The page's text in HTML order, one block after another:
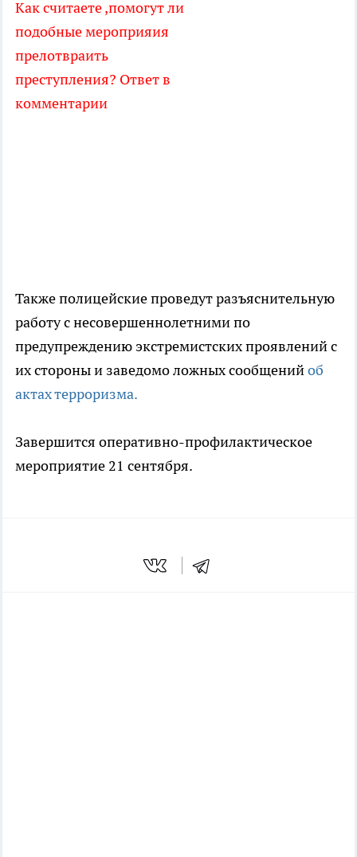
Как считаете ,помогут ли
подобные мероприяия
прелотвраить
преступления? Ответ в
комментарии
Также полицейские проведут разъяснительную
работу с несовершеннолетними по
предупреждению экстремистских проявлений с
их стороны и заведомо ложных сообщенийоб
актах терроризма.
Завершится оперативно-профилактическое
мероприятие 21 сентября.